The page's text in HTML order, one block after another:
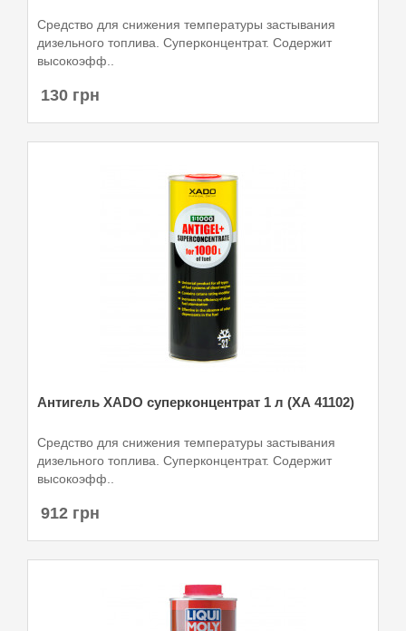
Средство для снижения температуры застывания
дизельного топлива. Суперконцентрат. Содержит
высокоэфф..
130 грн
Антигель XADO суперконцентрат 1 л (ХА 41102)
Средство для снижения температуры застывания
дизельного топлива. Суперконцентрат. Содержит
высокоэфф..
912 грн